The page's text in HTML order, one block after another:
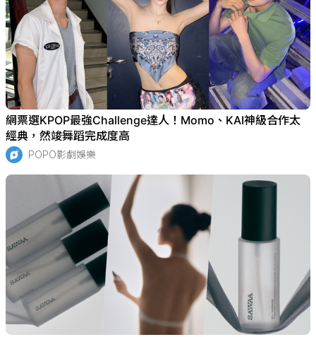
網票選KPOP最強Challenge達人！Momo、KAI神級合作太
經典，然竣舞蹈完成度高
POPO影劇娛樂